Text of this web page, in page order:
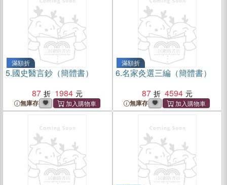
滿額折
5.國史醫言鈔（簡體書）
87
1984
無庫存
滿額折
6.名家灸選三編（簡體書）
87
4594
無庫存